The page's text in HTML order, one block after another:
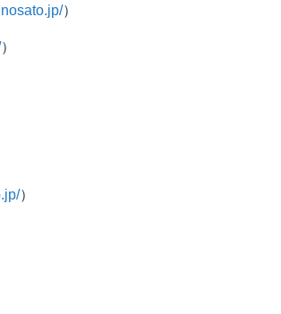
）
）
）